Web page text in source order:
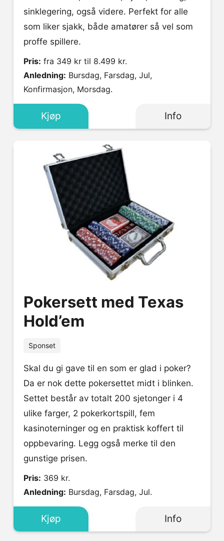
sinklegering, også videre. Perfekt for alle
som liker sjakk, både amatører så vel som
proffe spillere.
Pris: fra 349 kr til 8.499 kr.
Anledning: Bursdag, Farsdag, Jul,
Konfirmasjon, Morsdag.
Info
Kjøp
Pokersett med Texas
Hold’em
Sponset
Skal du gi gave til en som er glad i poker?
Da er nok dette pokersettet midt i blinken.
Settet består av totalt 200 sjetonger i 4
ulike farger, 2 pokerkortspill, fem
kasinoterninger og en praktisk koffert til
oppbevaring. Legg også merke til den
gunstige prisen.
Pris: 369 kr.
Anledning: Bursdag, Farsdag, Jul.
Info
Kjøp